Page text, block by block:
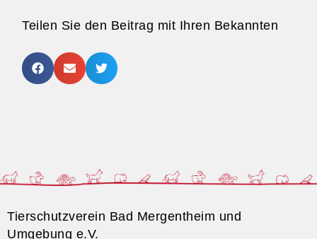
Teilen Sie den Beitrag mit Ihren Bekannten
Tierschutzverein Bad Mergentheim und
Umgebung e.V.